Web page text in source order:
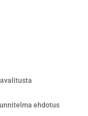
ehdotus